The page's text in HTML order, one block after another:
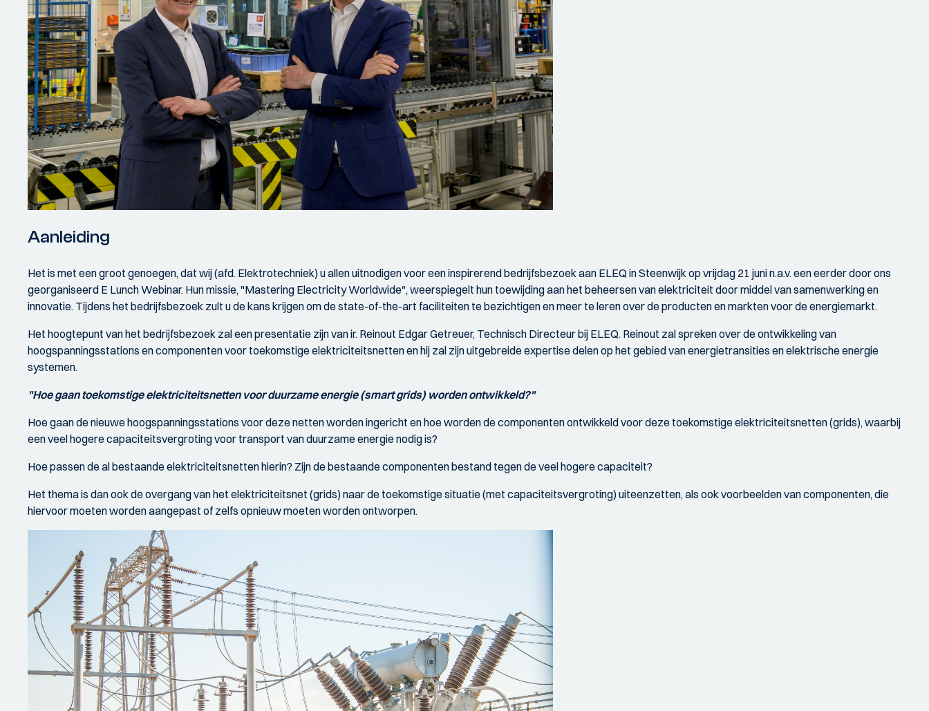
Aanleiding
Het is met een groot genoegen, dat wij (afd. Elektrotechniek) u allen uitnodigen voor een inspirerend bedrijfsbezoek aan ELEQ in Steenwijk op vrijdag 21 juni n.a.v. een eerder door ons
georganiseerd E Lunch Webinar. Hun missie, "Mastering Electricity Worldwide", weerspiegelt hun toewijding aan het beheersen van elektriciteit door middel van samenwerking en
innovatie. Tijdens het bedrijfsbezoek zult u de kans krijgen om de state-of-the-art faciliteiten te bezichtigen en meer te leren over de producten en markten voor de energiemarkt.
Het hoogtepunt van het bedrijfsbezoek zal een presentatie zijn van ir. Reinout Edgar Getreuer, Technisch Directeur bij ELEQ. Reinout zal spreken over de ontwikkeling van
hoogspanningsstations en componenten voor toekomstige elektriciteitsnetten en hij zal zijn uitgebreide expertise delen op het gebied van energietransities en elektrische energie
systemen.
"Hoe gaan toekomstige elektriciteitsnetten voor duurzame energie (smart grids) worden ontwikkeld?"
Hoe gaan de nieuwe hoogspanningsstations voor deze netten worden ingericht en hoe worden de componenten ontwikkeld voor deze toekomstige elektriciteitsnetten (grids), waarbij
een veel hogere capaciteitsvergroting voor transport van duurzame energie nodig is?
Hoe passen de al bestaande elektriciteitsnetten hierin? Zijn de bestaande componenten bestand tegen de veel hogere capaciteit?
Het thema is dan ook de overgang van het elektriciteitsnet (grids) naar de toekomstige situatie (met capaciteitsvergroting) uiteenzetten, als ook voorbeelden van componenten, die
hiervoor moeten worden aangepast of zelfs opnieuw moeten worden ontworpen.